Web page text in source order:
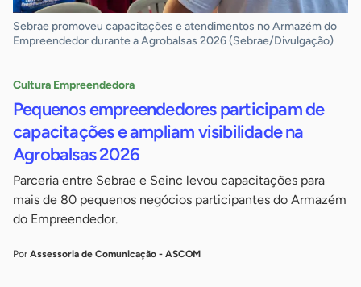
Sebrae promoveu capacitações e atendimentos no Armazém do
Empreendedor durante a Agrobalsas 2026 (Sebrae/Divulgação)
Cultura Empreendedora
Pequenos empreendedores participam de
capacitações e ampliam visibilidade na
Agrobalsas 2026
Parceria entre Sebrae e Seinc levou capacitações para
mais de 80 pequenos negócios participantes do Armazém
do Empreendedor.
Por Assessoria de Comunicação - ASCOM